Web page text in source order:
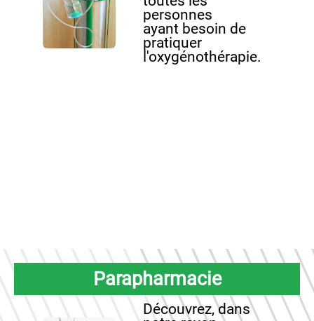
personnes
ayant besoin de
pratiquer
l'oxygénothérapie.
Parapharmacie
Découvrez, dans